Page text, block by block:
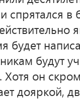
спрятался
будет
будут
он
дояркой,